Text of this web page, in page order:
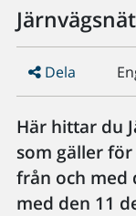
Dela
Här hittar du
som gäller
från och med
med den 11